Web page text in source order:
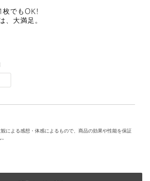
枚でもOK!
、大満足。
による感想・体感によるもので、商品の効果や性能を保証